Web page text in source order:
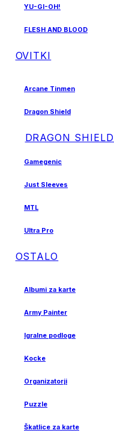
YU-GI-OH!
FLESH AND BLOOD
OVITKI
Arcane Tinmen
Dragon Shield
DRAGON
Gamegenic
Just Sleeves
MTL
Ultra Pro
OSTALO
Albumi za karte
Army Painter
Igralne podloge
Kocke
Organizatorji
Puzzle
Škatlice za karte